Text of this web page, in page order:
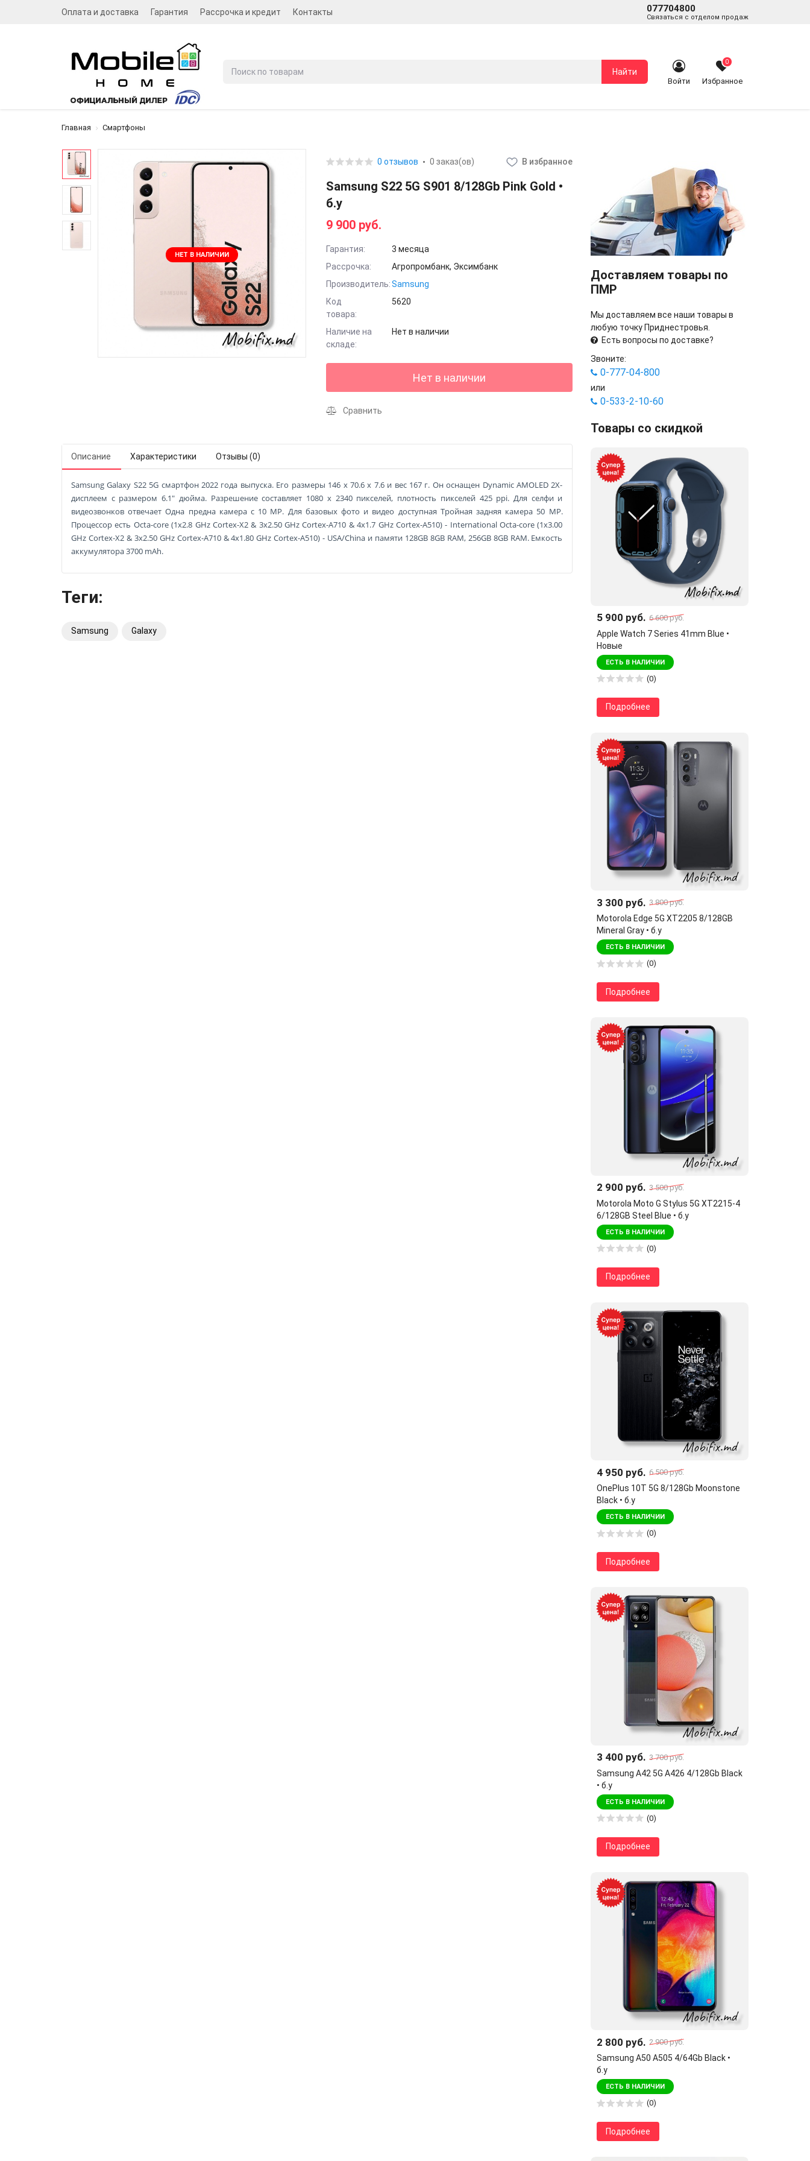
Оплата и доставка Гарантия Рассрочка и кредит Контакты 077704800
Связаться с отделом продаж
Найти
Войти
0
Избранное
Главная Смартфоны
НЕТ В НАЛИЧИИ
0 отзывов 0 заказ(ов) В избранное
Samsung S22 5G S901 8/128Gb Pink Gold •
б.у
9 900 руб.
Гарантия:
3 месяца
Рассрочка:
Агропромбанк, Эксимбанк
Производитель: Samsung
Код
товара:
5620
Наличие на
складе:
Нет в наличии
Нет в наличии
Сравнить
Описание Характеристики Отзывы (0)
Samsung Galaxy S22 5G смартфон 2022 года выпуска. Его размеры 146 x 70.6 x 7.6 и вес 167 г. Он оснащен Dynamic AMOLED 2X-
дисплеем с размером 6.1" дюйма. Разрешение составляет 1080 x 2340 пикселей, плотность пикселей 425 ppi. Для селфи и
видеозвонков отвечает Одна предна камера с 10 MP. Для базовых фото и видео доступная Тройная задняя камера 50 MP.
Процессор есть Octa-core (1x2.8 GHz Cortex-X2 & 3x2.50 GHz Cortex-A710 & 4x1.7 GHz Cortex-A510) - International Octa-core (1x3.00
GHz Cortex-X2 & 3x2.50 GHz Cortex-A710 & 4x1.80 GHz Cortex-A510) - USA/China и памяти 128GB 8GB RAM, 256GB 8GB RAM. Емкость
аккумулятора 3700 mAh.
Теги:
Samsung Galaxy
Доставляем товары по
ПМР
Мы доставляем все наши товары в
любую точку Приднестровья.
Есть вопросы по доставке?
Звоните:
0-777-04-800
или
0-533-2-10-60
Товары со скидкой
5 900 руб. 6 600 руб.
Apple Watch 7 Series 41mm Blue •
Новые
ЕСТЬ В НАЛИЧИИ
(0)
Подробнее
3 300 руб. 3 800 руб.
Motorola Edge 5G XT2205 8/128GB
Mineral Gray • б.у
ЕСТЬ В НАЛИЧИИ
(0)
Подробнее
2 900 руб. 3 500 руб.
Motorola Moto G Stylus 5G XT2215-4
6/128GB Steel Blue • б.у
ЕСТЬ В НАЛИЧИИ
(0)
Подробнее
4 950 руб. 6 500 руб.
OnePlus 10T 5G 8/128Gb Moonstone
Black • б.у
ЕСТЬ В НАЛИЧИИ
(0)
Подробнее
3 400 руб. 3 700 руб.
Samsung A42 5G A426 4/128Gb Black
• б.у
ЕСТЬ В НАЛИЧИИ
(0)
Подробнее
2 800 руб. 2 900 руб.
Samsung A50 A505 4/64Gb Black •
б.у
ЕСТЬ В НАЛИЧИИ
(0)
Подробнее